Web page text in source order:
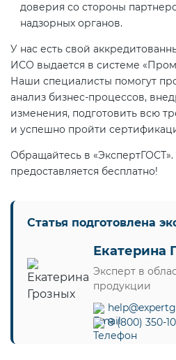
доверия со стороны
надзорных органов.
У нас есть свой
ИСО выдается в системе
Наши специалисты помогут
анализ бизнес-процессов,
изменения, подготовить всю
и успешно пройти
Обращайтесь в «ЭкспертГОСТ».
предоставляется бесплатно!
Статья подготовлена
Екатерина
Эксперт в
продукции
8 (800) 350-